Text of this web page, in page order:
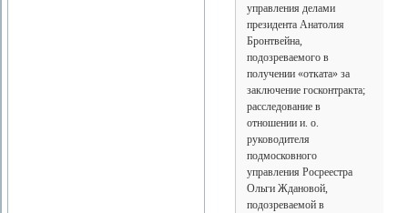
управления делами
президента Анатолия
Бронтвейна,
подозреваемого в
получении «отката» за
заключение госконтракта;
расследование в
отношении и. о.
руководителя
подмосковного
управления Росреестра
Ольги Ждановой,
подозреваемой в